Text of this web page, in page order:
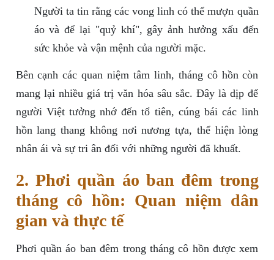
Người ta tin rằng các vong linh có thể mượn quần
áo và để lại "quỷ khí", gây ảnh hưởng xấu đến
sức khỏe và vận mệnh của người mặc.
Bên cạnh các quan niệm tâm linh, tháng cô hồn còn
mang lại nhiều giá trị văn hóa sâu sắc. Đây là dịp để
người Việt tưởng nhớ đến tổ tiên, cúng bái các linh
hồn lang thang không nơi nương tựa, thể hiện lòng
nhân ái và sự tri ân đối với những người đã khuất.
2. Phơi quần áo ban đêm trong
tháng cô hồn: Quan niệm dân
gian và thực tế
Phơi quần áo ban đêm trong tháng cô hồn được xem